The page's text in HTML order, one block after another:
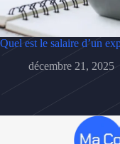
Quel est le salaire d’un
décembre 21, 2025